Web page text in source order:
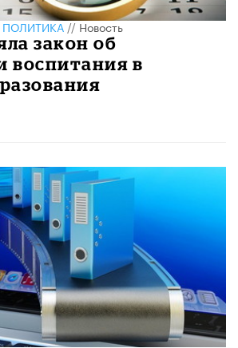
ПОЛИТИКА//Новость
закон об
воспитания в